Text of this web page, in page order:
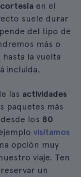
en el
suele durar
del tipo de
más o
la vuelta
incluida.
las actividades
paquetes más
los 80
visitamos
opción muy
viaje. Ten
un